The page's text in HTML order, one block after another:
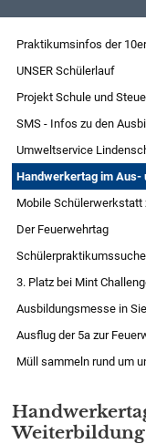
Schuljahr
2021/22
Praktikumsinfos der
UNSER Schülerlauf
Projekt Schule und
SMS - Infos zu den
Umweltservice
Handwerkertag im Aus-
Mobile Schülerwerkstatt
Der Feuerwehrtag
3. Platz bei Mint
Ausbildungsmesse in
Ausflug der 5a zur
Müll sammeln rund um